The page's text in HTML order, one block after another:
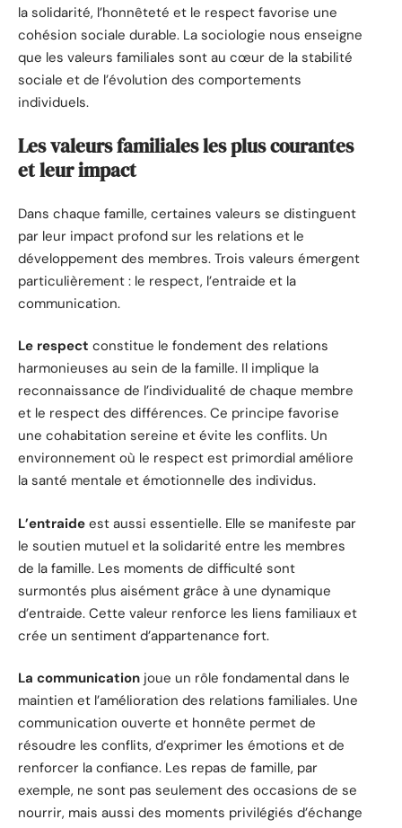
la solidarité, l’honnêteté et le respect favorise une
cohésion sociale durable. La sociologie nous enseigne
que les valeurs familiales sont au cœur de la stabilité
sociale et de l’évolution des comportements
individuels.
Les valeurs familiales les plus courantes
et leur impact
Dans chaque famille, certaines valeurs se distinguent
par leur impact profond sur les relations et le
développement des membres. Trois valeurs émergent
particulièrement : le respect, l’entraide et la
communication.
Le respect constitue le fondement des relations
harmonieuses au sein de la famille. Il implique la
reconnaissance de l’individualité de chaque membre
et le respect des différences. Ce principe favorise
une cohabitation sereine et évite les conflits. Un
environnement où le respect est primordial améliore
la santé mentale et émotionnelle des individus.
L’entraide est aussi essentielle. Elle se manifeste par
le soutien mutuel et la solidarité entre les membres
de la famille. Les moments de difficulté sont
surmontés plus aisément grâce à une dynamique
d’entraide. Cette valeur renforce les liens familiaux et
crée un sentiment d’appartenance fort.
La communication joue un rôle fondamental dans le
maintien et l’amélioration des relations familiales. Une
communication ouverte et honnête permet de
résoudre les conflits, d’exprimer les émotions et de
renforcer la confiance. Les repas de famille, par
exemple, ne sont pas seulement des occasions de se
nourrir, mais aussi des moments privilégiés d’échange